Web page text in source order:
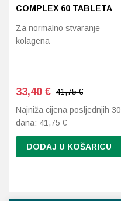
COMPLEX 60 TABLETA
Za normalno stvaranje
kolagena
33,40 € 41,75 €
Najniža cijena posljednjih 30
dana: 41,75 €
DODAJ U KOŠARICU